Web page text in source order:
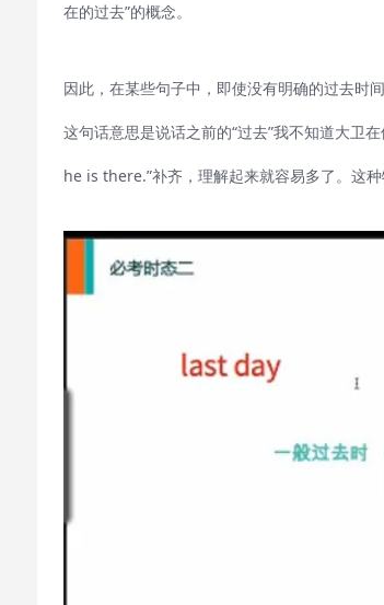
在的过去”的概念。
因此，在某些句子中，即使没有明确的过去时
这句话意思是说话之前的“过去”我不知道大卫
he is there.”补齐，理解起来就容易多了。这